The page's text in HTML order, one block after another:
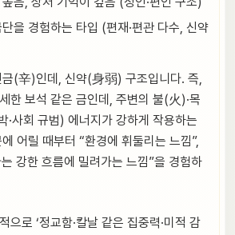
을 경험하는 타입 (편재·편관 다수, 신약
금(辛)인데, 신약(身弱) 구조입니다. 즉,
한 보석 같은 금인데, 주변의 불(火)·목
·사회 규범) 에너지가 강하게 작용하는
어릴 때부터 “환경에 휘둘리는 느낌”,
강한 흐름에 밀려가는 느낌”을 경험하
으로 ‘정교함·칼날 같은 집중력·미적 감